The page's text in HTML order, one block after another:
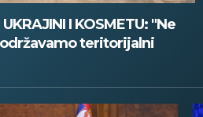
I KOSMETU: "Ne
teritorijalni